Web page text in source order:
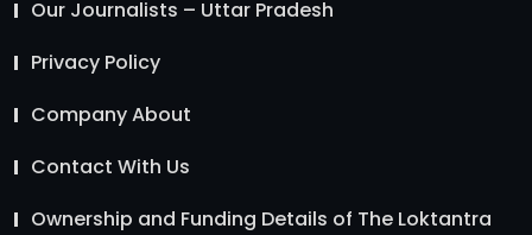
Our Journalists – Uttar Pradesh
Privacy Policy
Company About
Contact With Us
Ownership and Funding Details of The Loktantra